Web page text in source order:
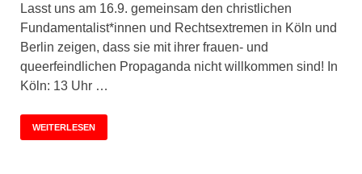
Lasst uns am 16.9. gemeinsam den christlichen
Fundamentalist*innen und Rechtsextremen in Köln und
Berlin zeigen, dass sie mit ihrer frauen- und
queerfeindlichen Propaganda nicht willkommen sind! In
Köln: 13 Uhr …
WEITERLESEN